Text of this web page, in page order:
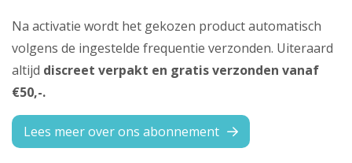
Na activatie wordt het gekozen product automatisch
volgens de ingestelde frequentie verzonden. Uiteraard
altijd discreet verpakt en gratis verzonden vanaf
€50,-.
Lees meer over ons abonnement